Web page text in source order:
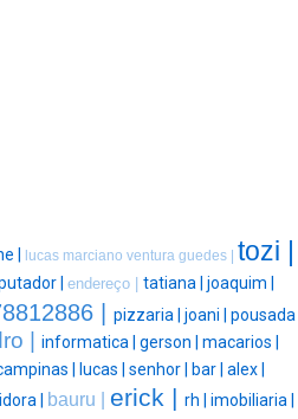
| lucas marciano ventura guedes | tozi |
| endereço | tatiana | joaquim |
| pizzaria | joani | pousada
| informatica | gerson | macarios |
| lucas | senhor | bar | alex |
| bauru | erick | rh | imobiliaria |